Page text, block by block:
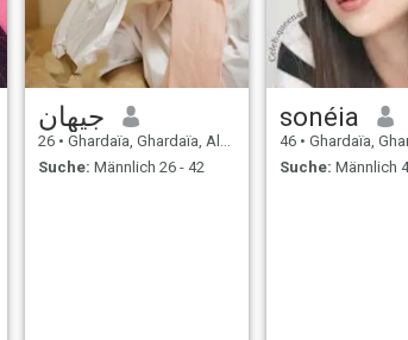
جيهان
26 • Ghardaïa, Ghardaïa, Algerien
Suche: Männlich 26 - 42
sonéia
46 • Ghardaïa,
Suche: Männlich